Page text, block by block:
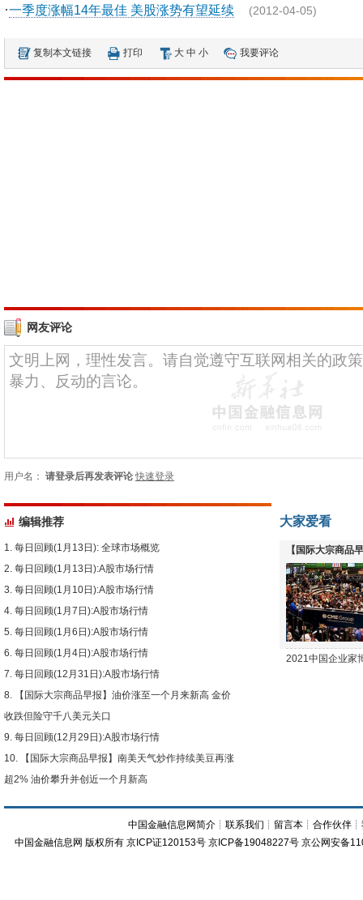
·一季度涨幅14年最佳 美股涨势有望延续 (2012-04-05)
复制本文链接 打印 大 中 小 我要评论
网友评论
用户名： 请登录后再发表评论 快速登录
编辑推荐
每日回顾(1月13日): 全球市场概览
每日回顾(1月13日):A股市场行情
每日回顾(1月10日):A股市场行情
每日回顾(1月7日):A股市场行情
每日回顾(1月6日):A股市场行情
每日回顾(1月4日):A股市场行情
每日回顾(12月31日):A股市场行情
【国际大宗商品早报】油价涨至一个月来新高 金价
收跌但险守千八美元关口
每日回顾(12月29日):A股市场行情
【国际大宗商品早报】南美天气炒作持续美豆再涨
超2% 油价攀升并创近一个月新高
大家爱看
【国际大宗商品
下跌
2021中国企业家
中国金融信息网简介 ┊联系我们 ┊ 留言本 ┊合作伙伴 ┊
中国金融信息网 版权所有 京ICP证120153号 京ICP备19048227号 京公网安备